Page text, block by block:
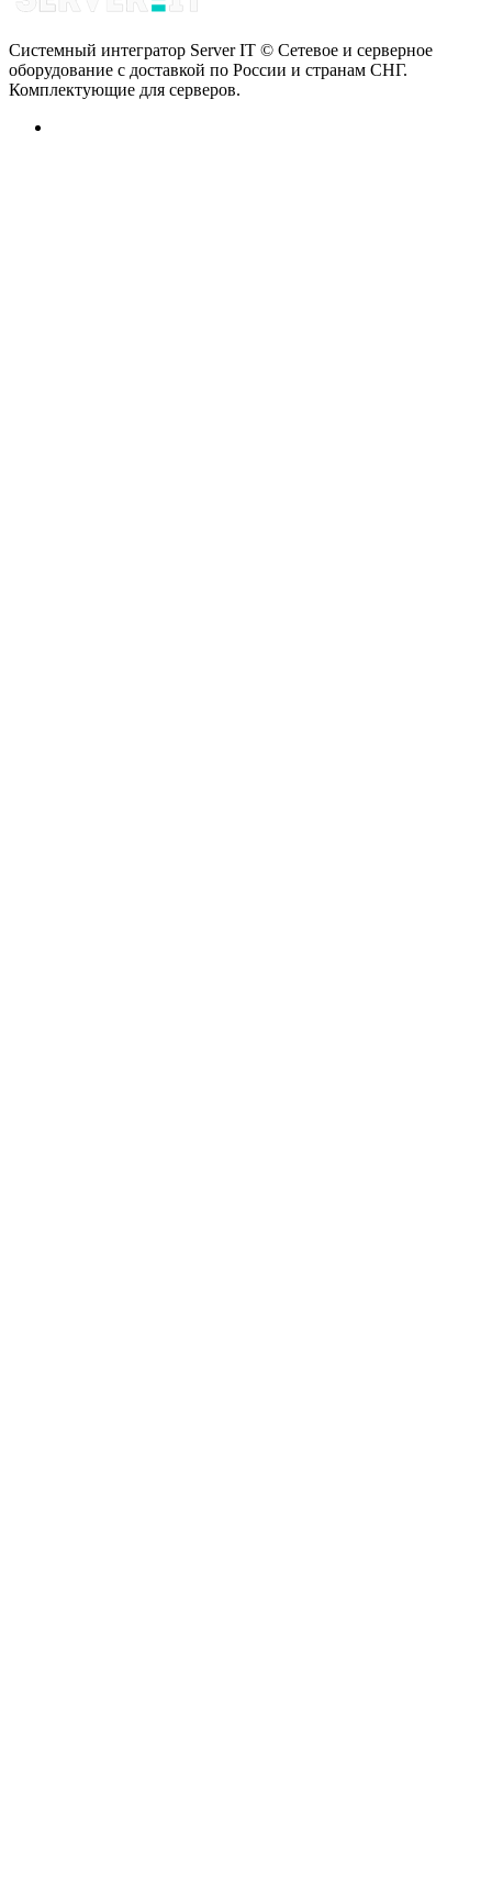
Системный интегратор Server IT © Сетевое и серверное
оборудование с доставкой по России и странам СНГ.
Комплектующие для серверов.